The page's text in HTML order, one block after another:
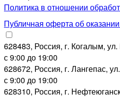
Политика в отношении
Публичная оферта об оказании
628483, Россия, г. Когалым,
с 9:00 до 19:00
628672, Россия, г. Лангепас,
с 9:00 до 19:00
628310, Россия, г.